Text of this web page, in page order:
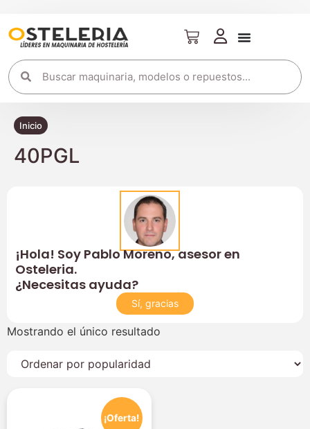
Inicio
40PGL
¡Hola! Soy Pablo Moreno, asesor en
Osteleria.
¿Necesitas ayuda?
Sí, gracias
Mostrando el único resultado
¡Oferta!